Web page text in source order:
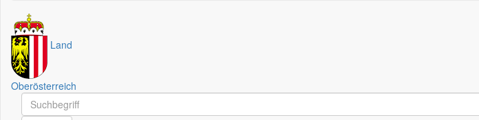
Land
Oberösterreich
Schnellsuche
Schnellsuche